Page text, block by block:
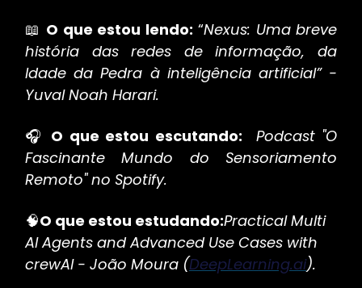
📖 O que estou lendo: “Nexus: Uma breve
história das redes de informação, da
Idade da Pedra à inteligência artificial” -
Yuval Noah Harari.
🎧 O que estou escutando:
Podcast "O
Fascinante Mundo do Sensoriamento
Remoto" no Spotify.
🧠O que estou estudando:Practical Multi
Al Agents and Advanced Use Cases with
crewAl - João Moura (DeepLearning.ai).